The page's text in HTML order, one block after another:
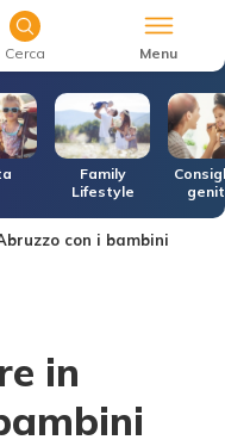
Menu
Cerca
Family
Lifestyle
con i bambini
in